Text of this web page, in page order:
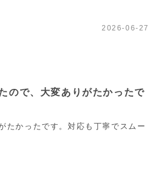
2026-06-27
ので、大変ありがたかったで
たかったです。対応も丁寧でスムー